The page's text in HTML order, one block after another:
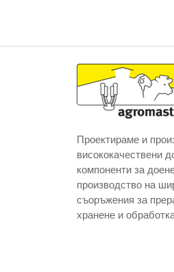
Проектираме и
висококачествени
компоненти за
производство на
съоръжения за
хранене и